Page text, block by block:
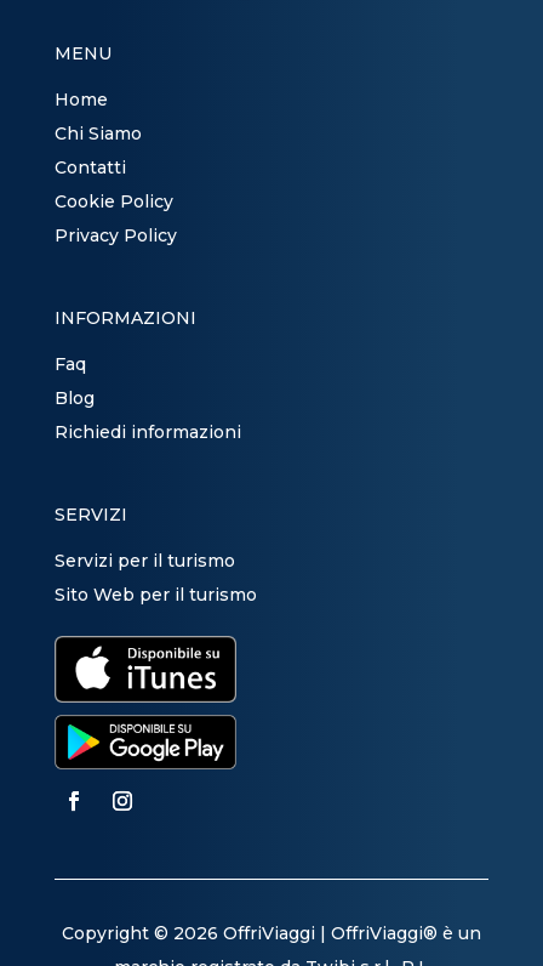
MENU
Home
Chi Siamo
Contatti
Cookie Policy
Privacy Policy
INFORMAZIONI
Faq
Blog
Richiedi informazioni
SERVIZI
Servizi per il turismo
Sito Web per il turismo
Copyright © 2026 OffriViaggi | OffriViaggi® è un